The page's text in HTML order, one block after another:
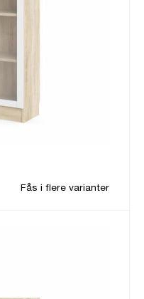
Fås i flere varianter